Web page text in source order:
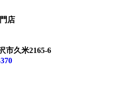
店
市久米2165-6